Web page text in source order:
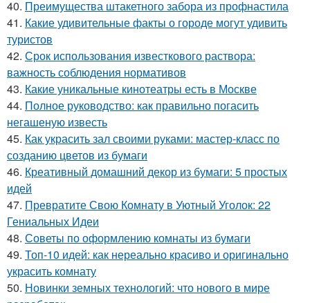
40. Преимущества штакетного забора из профнастила
41. Какие удивительные факты о городе могут удивить
туристов
42. Срок использования известкового раствора:
важность соблюдения нормативов
43. Какие уникальные кинотеатры есть в Москве
44. Полное руководство: как правильно погасить
негашеную известь
45. Как украсить зал своими руками: мастер-класс по
созданию цветов из бумаги
46. Креативный домашний декор из бумаги: 5 простых
идей
47. Превратите Свою Комнату в Уютный Уголок: 22
Гениальных Идеи
48. Советы по оформлению комнаты из бумаги
49. Топ-10 идей: как нереально красиво и оригинально
украсить комнату
50. Новинки земных технологий: что нового в мире